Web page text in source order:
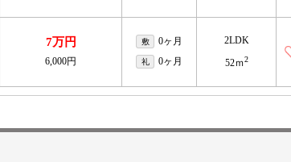
7万円
6,000円
敷 0ヶ月
礼 0ヶ月
2LDK
52ｍ2